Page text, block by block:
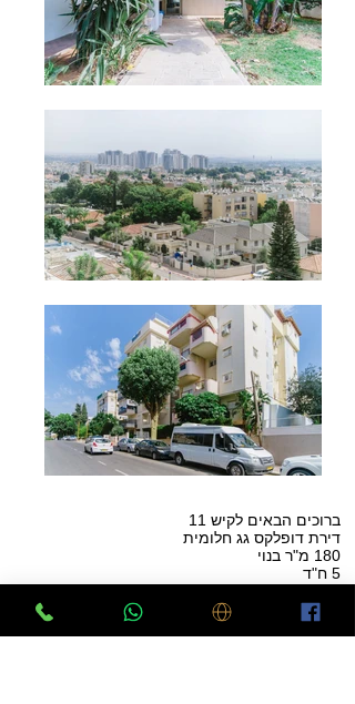
ברוכים הבאים לקיש 11
דירת דופלקס גג חלומית
180 מ"ר בנוי
5 ח"ד
מעלית
חניה בטאבו